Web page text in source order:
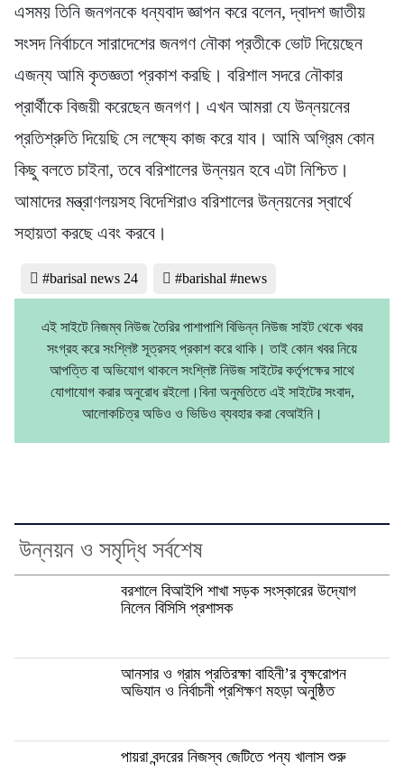
এসময় তিনি জনগনকে ধন্যবাদ জ্ঞাপন করে বলেন, দ্বাদশ জাতীয়
সংসদ নির্বাচনে সারাদেশের জনগণ নৌকা প্রতীকে ভোট দিয়েছেন
এজন্য আমি কৃতজ্ঞতা প্রকাশ করছি। বরিশাল সদরে নৌকার
প্রার্থীকে বিজয়ী করেছেন জনগণ। এখন আমরা যে উন্নয়নের
প্রতিশ্রুতি দিয়েছি সে লক্ষ্যে কাজ করে যাব। আমি অগ্রিম কোন
কিছু বলতে চাইনা, তবে বরিশালের উন্নয়ন হবে এটা নিশ্চিত।
আমাদের মন্ত্রাণলয়সহ বিদেশিরাও বরিশালের উন্নয়নের স্বার্থে
সহায়তা করছে এবং করবে।
#barisal news 24 #barishal #news
এই সাইটে নিজম্ব নিউজ তৈরির পাশাপাশি বিভিন্ন নিউজ সাইট থেকে খবর
সংগ্রহ করে সংশ্লিষ্ট সূত্রসহ প্রকাশ করে থাকি। তাই কোন খবর নিয়ে
আপত্তি বা অভিযোগ থাকলে সংশ্লিষ্ট নিউজ সাইটের কর্তৃপক্ষের সাথে
যোগাযোগ করার অনুরোধ রইলো।বিনা অনুমতিতে এই সাইটের সংবাদ,
আলোকচিত্র অডিও ও ভিডিও ব্যবহার করা বেআইনি।
উন্নয়ন ও সমৃদ্ধি সর্বশেষ
বরশালে বিআইপি শাখা সড়ক সংস্কারের উদ্যোগ
নিলেন বিসিসি প্রশাসক
আনসার ও গ্রাম প্রতিরক্ষা বাহিনী’র বৃক্ষরোপন
অভিযান ও নির্বাচনী প্রশিক্ষণ মহড়া অনুষ্ঠিত
পায়রা বন্দরের নিজস্ব জেটিতে পন্য খালাস শুরু